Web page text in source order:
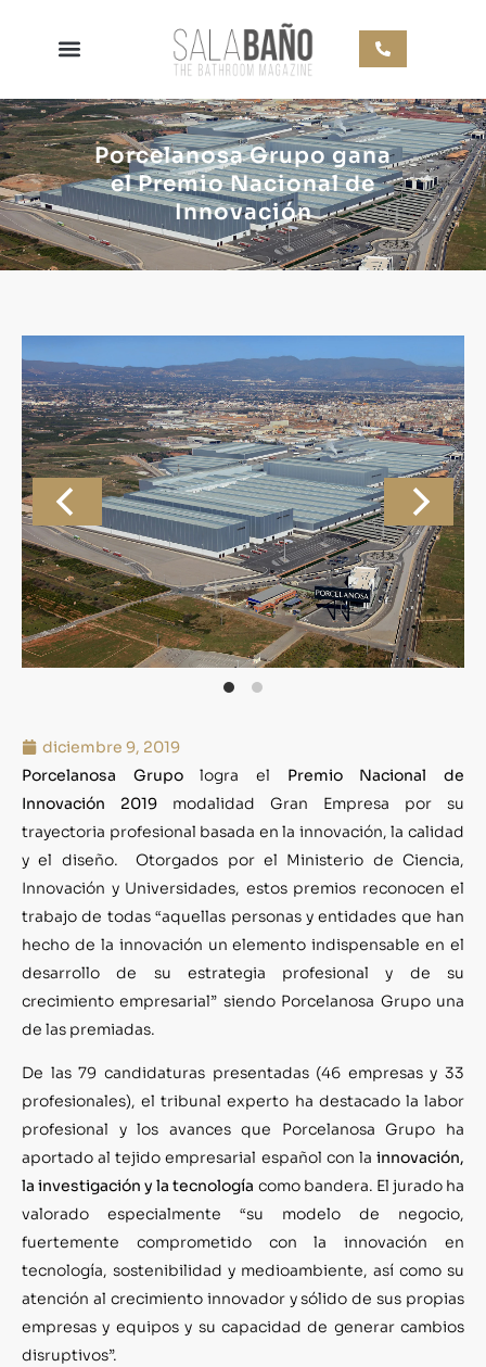
Porcelanosa Grupo gana
el Premio Nacional de
Innovación
diciembre 9, 2019
Porcelanosa Grupologra el Premio Nacional de
Innovación 2019 modalidad Gran Empresa por su
trayectoria profesional basada en la innovación, la calidad
y el diseño. Otorgados por el Ministerio de Ciencia,
Innovación y Universidades, estos premios reconocen el
trabajo de todas “aquellas personas y entidades que han
hecho de la innovación un elemento indispensable en el
desarrollo de su estrategia profesional y de su
crecimiento empresarial” siendo Porcelanosa Grupo una
de las premiadas.
De las 79 candidaturas presentadas (46 empresas y 33
profesionales), el tribunal experto ha destacado la labor
profesional y los avances que Porcelanosa Grupo ha
aportado al tejido empresarial español con la innovación,
la investigación y la tecnología como bandera. El jurado ha
valorado especialmente “su modelo de negocio,
fuertemente comprometido con la innovación en
tecnología, sostenibilidad y medioambiente, así como su
atención al crecimiento innovador y sólido de sus propias
empresas y equipos y su capacidad de generar cambios
disruptivos”.